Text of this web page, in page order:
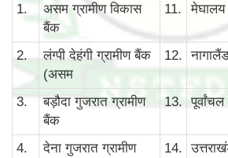
1.
असम ग्रामीण विकास
बैंक
11. मेघालय
2.
लंग्पी देहंगी ग्रामीण बैंक
(असम
12.
3.
बड़ौदा गुजरात ग्रामीण
बैंक
13.
4.
देना गुजरात ग्रामीण
14.